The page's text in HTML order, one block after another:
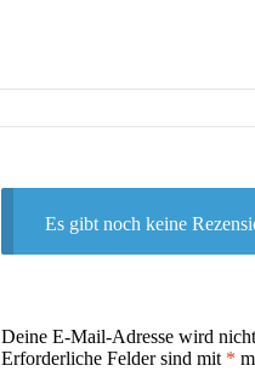
Es gibt noch keine
Deine E-Mail-Adresse wird
Erforderliche Felder sind mit *